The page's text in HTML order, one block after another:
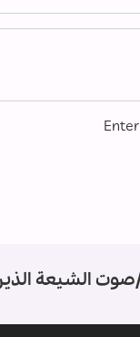
صوت الشيعة